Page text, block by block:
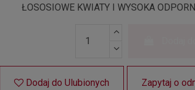
ŁOSOSIOWE KWIATY I WYSOKA
Dodaj do Ulubionych Zapytaj o